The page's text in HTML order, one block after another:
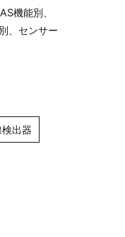
機能別、
、センサー
出器